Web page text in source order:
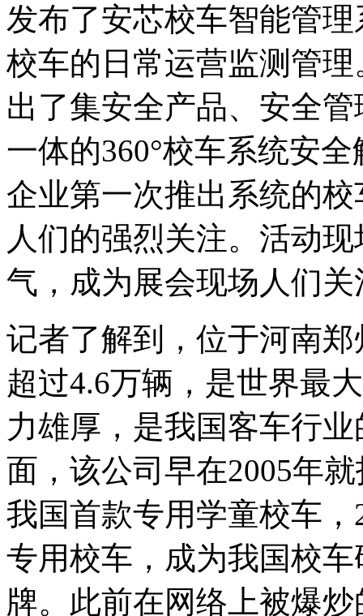
发布了安芯校车智能管
校车的日常运营监测管
出了集安全产品、安全
一体的360°校车系统安
企业第一次推出系统的
人们的强烈关注。活动
气，成为展会现场人们
记者了解到，位于河南
超过4.6万辆，是世界最
力雄厚，是我国客车行
面，该公司早在2005年
我国首款专用学童校车
专用校车，成为我国校
牌。此前在网络上被爆